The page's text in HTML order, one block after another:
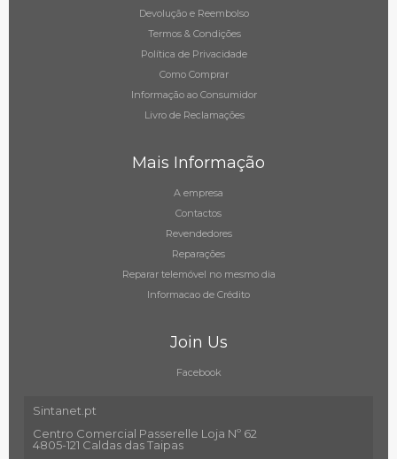
Devolução e Reembolso
Termos & Condições
Política de Privacidade
Como Comprar
Informação ao Consumidor
Livro de Reclamações
Mais Informação
A empresa
Contactos
Revendedores
Reparações
Reparar telemóvel no mesmo dia
Informacao de Crédito
Join Us
Facebook
Sintanet.pt
Centro Comercial Passerelle Loja Nº 62
4805-121 Caldas das Taipas